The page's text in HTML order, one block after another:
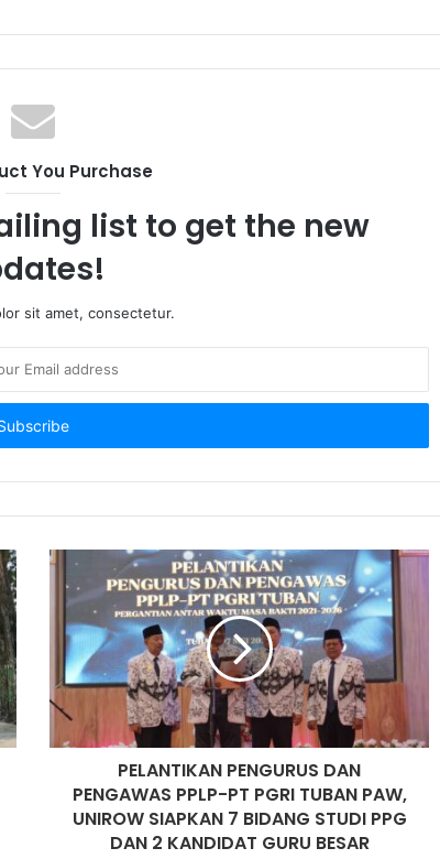
You Purchase
list to get the new
sit amet, consectetur.
PELANTIKAN PENGURUS DAN
PENGAWAS PPLP-PT PGRI TUBAN PAW,
UNIROW SIAPKAN 7 BIDANG STUDI PPG
DAN 2 KANDIDAT GURU BESAR